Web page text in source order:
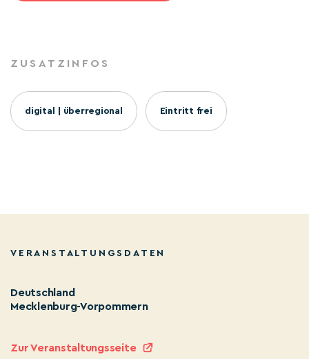
ZUSATZINFOS
digital | überregional Eintritt frei
VERANSTALTUNGSDATEN
Deutschland
Mecklenburg-Vorpommern
Zur Veranstaltungsseite